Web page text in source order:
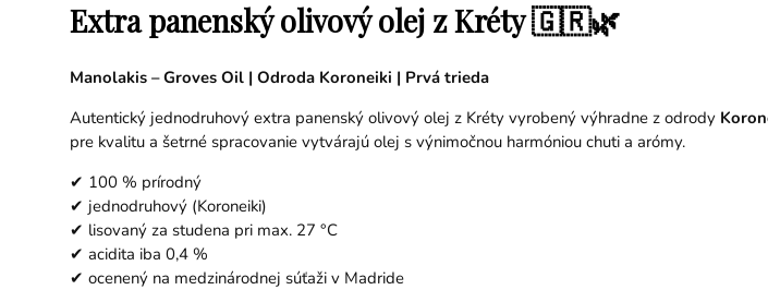
Extra panenský olivový olej z Kréty 🇬🇷🌿
Manolakis – Groves Oil | Odroda Koroneiki | Prvá trieda
Autentický jednodruhový extra panenský olivový olej z Kréty vyrobený výhradne z odrody
pre kvalitu a šetrné spracovanie vytvárajú olej s výnimočnou harmóniou chuti a arómy.
✔ 100 % prírodný
✔ jednodruhový (Koroneiki)
✔ lisovaný za studena pri max. 27 °C
✔ acidita iba 0,4 %
✔ ocenený na medzinárodnej súťaži v Madride